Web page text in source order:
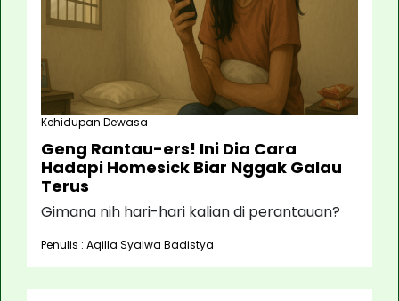
Kehidupan Dewasa
Geng Rantau-ers! Ini Dia Cara
Hadapi Homesick Biar Nggak Galau
Terus
Gimana nih hari-hari kalian di perantauan?
Penulis : Aqilla Syalwa Badistya